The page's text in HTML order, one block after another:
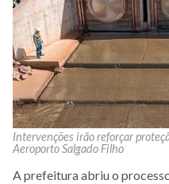
Intervenções irão reforçar
Aeroporto Salgado Filho
A prefeitura abriu o